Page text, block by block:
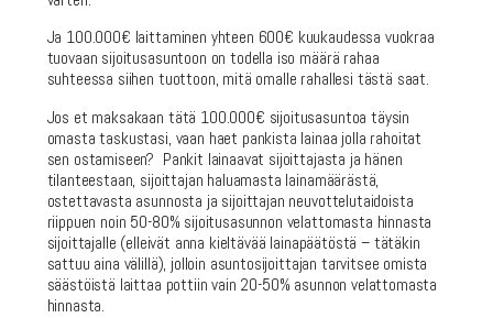
Ja 100.000€ laittaminen yhteen 600€ kuukaudessa vuokraa
tuovaan sijoitusasuntoon on todella iso määrä rahaa
suhteessa siihen tuottoon, mitä omalle rahallesi tästä saat.
Jos et maksakaan tätä 100.000€ sijoitusasuntoa täysin
omasta taskustasi, vaan haet pankista lainaa jolla rahoitat
sen ostamiseen? Pankit lainaavat sijoittajasta ja hänen
tilanteestaan, sijoittajan haluamasta lainamäärästä,
ostettavasta asunnosta ja sijoittajan neuvottelutaidoista
riippuen noin 50-80% sijoitusasunnon velattomasta hinnasta
sijoittajalle (elleivät anna kieltävää lainapäätöstä – tätäkin
sattuu aina välillä), jolloin asuntosijoittajan tarvitsee omista
säästöistä laittaa pottiin vain 20-50% asunnon velattomasta
hinnasta.